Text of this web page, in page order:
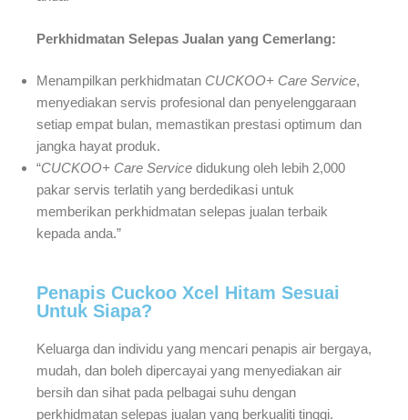
Perkhidmatan Selepas Jualan yang Cemerlang:
Menampilkan perkhidmatan CUCKOO+ Care Service,
menyediakan servis profesional dan penyelenggaraan
setiap empat bulan, memastikan prestasi optimum dan
jangka hayat produk.
“CUCKOO+ Care Service didukung oleh lebih 2,000
pakar servis terlatih yang berdedikasi untuk
memberikan perkhidmatan selepas jualan terbaik
kepada anda.”
Penapis Cuckoo Xcel Hitam Sesuai
Untuk Siapa?
Keluarga dan individu yang mencari penapis air bergaya,
mudah, dan boleh dipercayai yang menyediakan air
bersih dan sihat pada pelbagai suhu dengan
perkhidmatan selepas jualan yang berkualiti tinggi.